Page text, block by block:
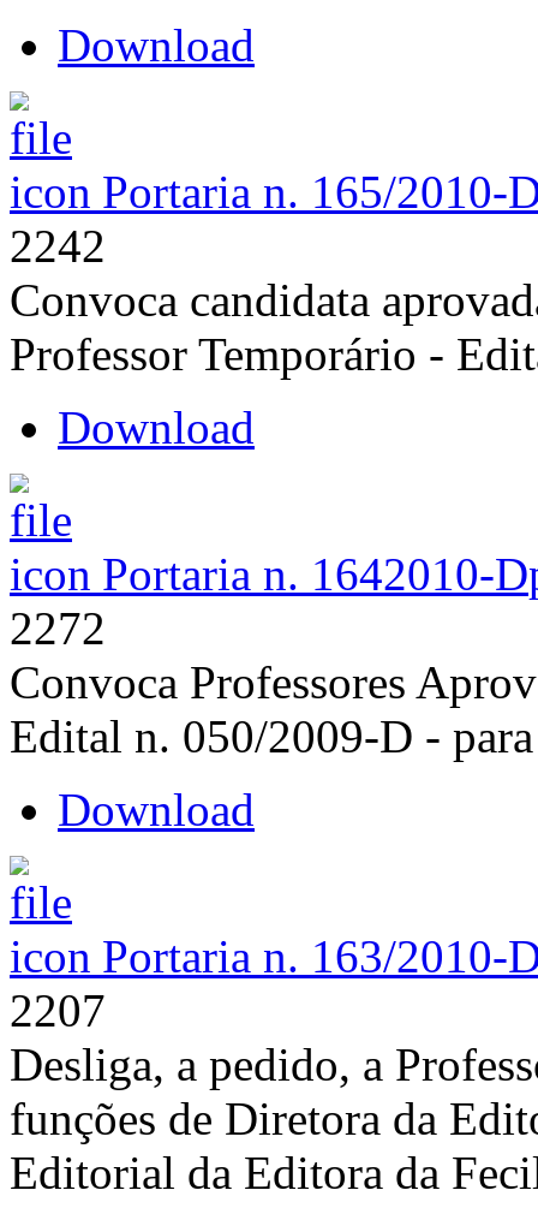
Download
Portaria n. 165/2010-
2242
Convoca candidata
Professor Temporário -
Download
Portaria n. 1642010-D
2272
Convoca Professores
Edital n. 050/2009-D -
Download
Portaria n. 163/2010-
2207
Desliga, a pedido, a
funções de Diretora da
Editorial da Editora da